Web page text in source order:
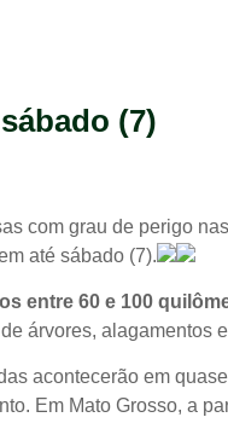
(7)
com grau de perigo
até sábado (7).
60 e 100
árvores, alagamentos
acontecerão em
Em Mato Grosso, a